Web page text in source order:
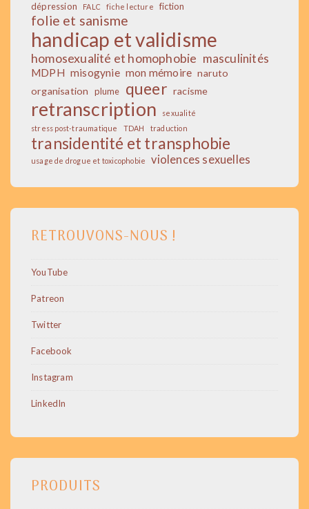
dépression FALC fiche lecture fiction
folie et sanisme
handicap et validisme
homosexualité et homophobie masculinités
MDPH misogynie mon mémoire naruto
organisation
plume queer racisme
retranscription
sexualité
stress post-traumatique
TDAH traduction
transidentité et transphobie
usage de drogue et toxicophobie violences sexuelles
RETROUVONS-NOUS !
YouTube
Patreon
Twitter
Facebook
Instagram
LinkedIn
PRODUITS